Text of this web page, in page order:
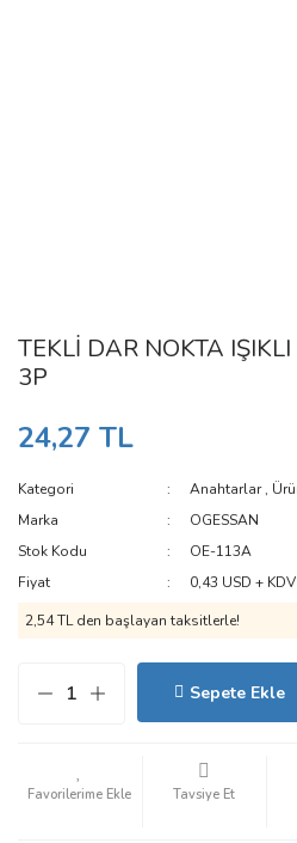
TEKLİ DAR NOKTA
3P
24,27 TL
Kategori Anahtarlar,
Marka
OGESSAN
Stok Kodu
OE-113A
Fiyat
0,43 USD + KDV
2,54 TL den başlayan taksitlerle!
Sepete Ekle
Tavsiye Et